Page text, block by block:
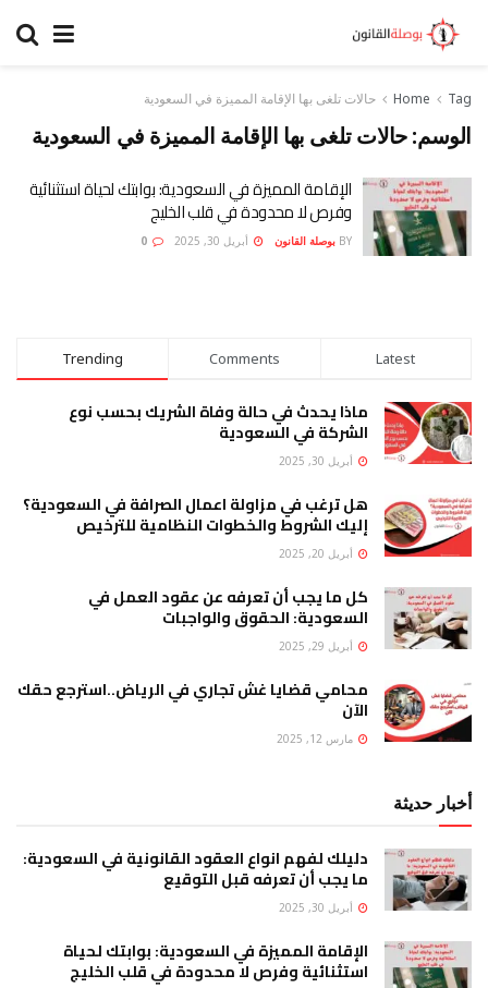
Home Tag حالات تلغى بها الإقامة المميزة في السعودية
الوسم:حالات تلغى بها الإقامة المميزة في السعودية
الإقامة المميزة في السعودية: بوابتك لحياة استثنائية
وفرص لا محدودة في قلب الخليج
BY بوصلة القانون أبريل 30, 2025
Trending Comments Latest
ماذا يحدث في حالة وفاة الشريك بحسب نوع
الشركة في السعودية
أبريل 30, 2025
هل ترغب في مزاولة اعمال الصرافة في السعودية؟
إليك الشروط والخطوات النظامية للترخيص
أبريل 20, 2025
كل ما يجب أن تعرفه عن عقود العمل في
السعودية: الحقوق والواجبات
أبريل 29, 2025
محامي قضايا غش تجاري في الرياض..استرجع حقك
الآن
مارس 12, 2025
أخبار حديثة
دليلك لفهم انواع العقود القانونية في السعودية:
ما يجب أن تعرفه قبل التوقيع
أبريل 30, 2025
الإقامة المميزة في السعودية: بوابتك لحياة
استثنائية وفرص لا محدودة في قلب الخليج